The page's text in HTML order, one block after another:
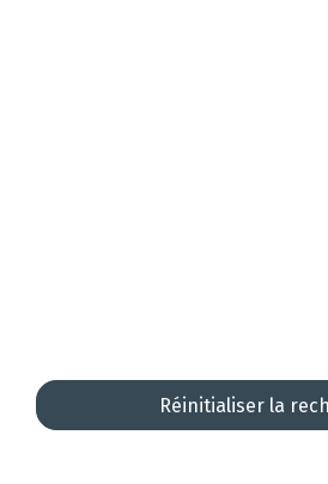
Réinitialiser la